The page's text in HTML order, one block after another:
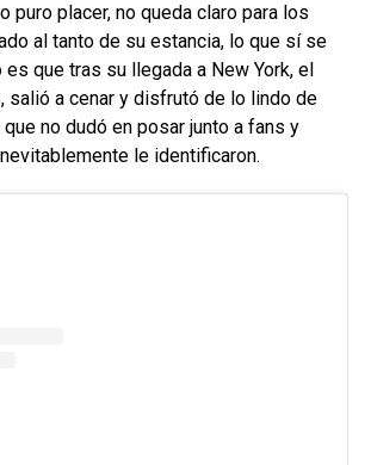
puro placer, no queda claro para los
al tanto de su estancia, lo que sí se
que tras su llegada a New York, el
salió a cenar y disfrutó de lo lindo de
no dudó en posar junto a fans y
le identificaron.